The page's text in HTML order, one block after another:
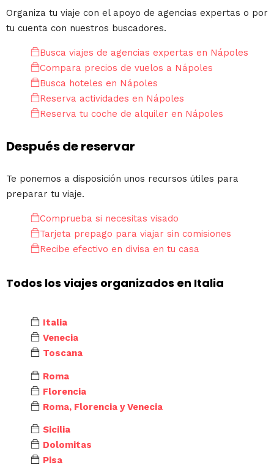
Organiza tu viaje con el apoyo de agencias expertas o por
tu cuenta con nuestros buscadores.
Busca viajes de agencias expertas en Nápoles
Compara precios de vuelos a Nápoles
Busca hoteles en Nápoles
Reserva actividades en Nápoles
Reserva tu coche de alquiler en Nápoles
Después de reservar
Te ponemos a disposición unos recursos útiles para
preparar tu viaje.
Comprueba si necesitas visado
Tarjeta prepago para viajar sin comisiones
Recibe efectivo en divisa en tu casa
Todos los viajes organizados en Italia
Italia
Venecia
Toscana
Roma
Florencia
Roma, Florencia y Venecia
Sicilia
Dolomitas
Pisa